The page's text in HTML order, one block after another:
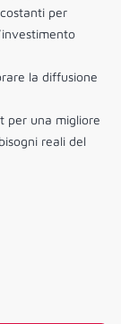
per
la diffusione
per una migliore
reali del